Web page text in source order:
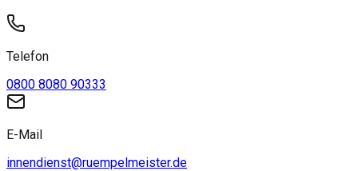
Telefon
0800 8080 90333
E-Mail
innendienst@ruempelmeister.de